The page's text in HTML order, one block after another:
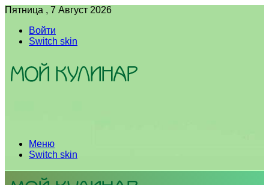
Пятница , 7 Август 2026
Войти
Switch skin
Меню
Switch skin